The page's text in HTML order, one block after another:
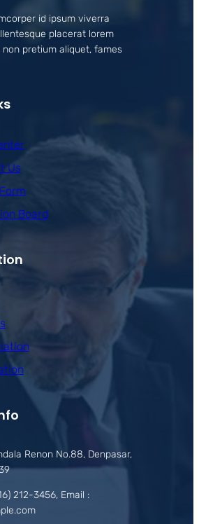
id ipsum viverra
placerat lorem
pretium aliquet, fames
Us
Board
Renon No.88, Denpasar,
212-3456, Email :